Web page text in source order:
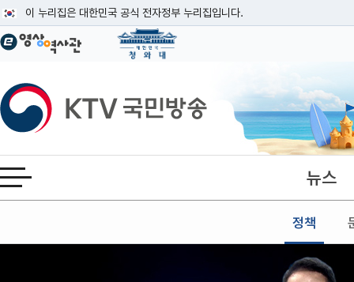
이 누리집은 대한민국 공식 전자정부 누리집입니다.
공식 누리집 주소 확인하기
이밖에 or.kr 또는 .kr등 다른 도메인 주소를 사용하고 있다면 아래 URL에서
운영중인 공식 누리집보기
KTV국민방송
전체메뉴 열기 뉴스
정책
본문